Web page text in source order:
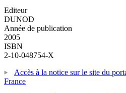
Editeur
DUNOD
Année de publication
2005
ISBN
2-10-048754-X
Accès à la notice sur le site du
France